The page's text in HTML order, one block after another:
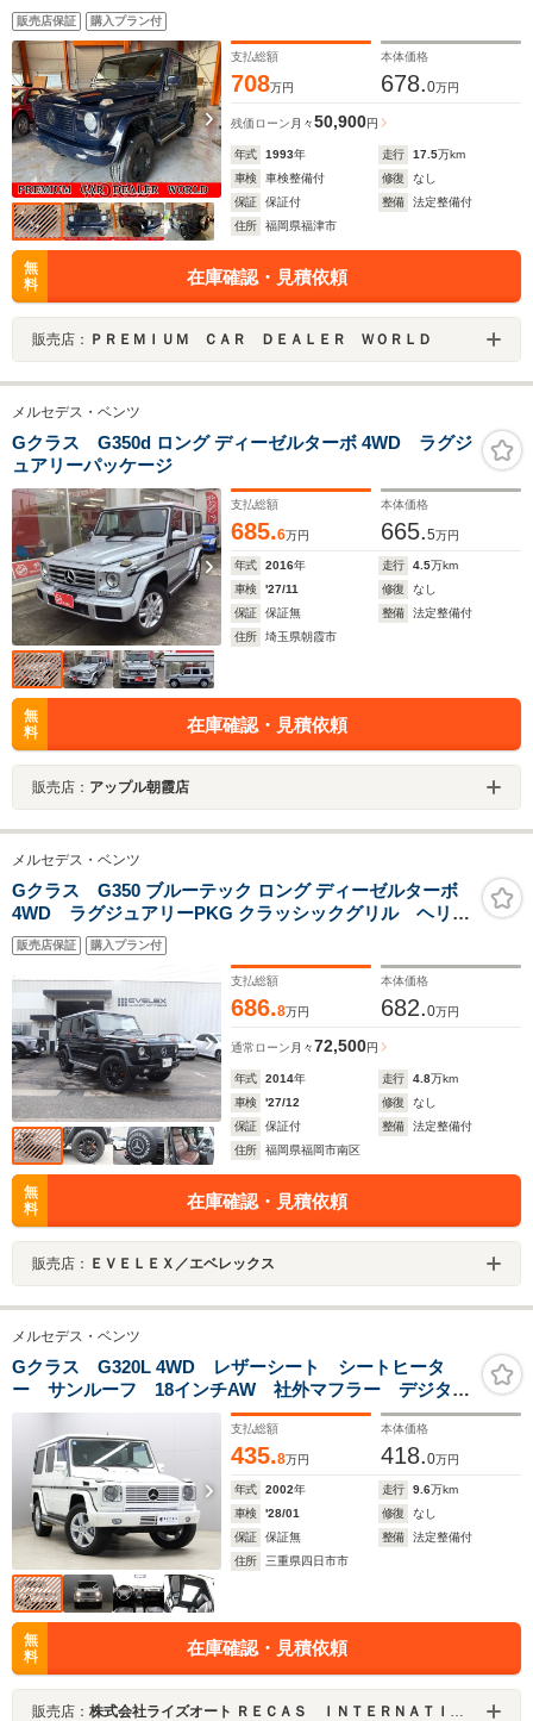
タイヤサイドステップ付国内未発売モデル新車並行車両
販売店保証 購入プラン付
支払総額
708万円
本体価格
678.0万円
残価ローン 月々50,900円
年式 1993年 走行 17.5万km
車検
車検整備付 修復
なし
保証
保証付 整備
法定整備付
住所
福岡県福津市
無
料
在庫確認・見積依頼
販売店： ＰＲＥＭＩＵＭ ＣＡＲ ＤＥＡＬＥＲ ＷＯＲＬＤ
メルセデス・ベンツ
Gクラス G350d ロング ディーゼルターボ 4WD ラグジ
ュアリーパッケージ
支払総額
685.6万円
本体価格
665.5万円
年式 2016年 走行 4.5万km
車検
'27/11 修復
なし
保証
保証無 整備
法定整備付
住所
埼玉県朝霞市
無
料
在庫確認・見積依頼
販売店： アップル朝霞店
メルセデス・ベンツ
Gクラス G350 ブルーテック ロング ディーゼルターボ
4WD ラグジュアリーPKG クラッシックグリル ヘリテ
ージ エディションAW グッドイヤーマッドタイヤ ライ
ト&テール&ウインカーガード ブラウンレザー 純正
OPサイドカメラ ナビ TV BT Bカメラ DVD 保証書
Sキー
販売店保証 購入プラン付
支払総額
686.8万円
本体価格
682.0万円
通常ローン 月々72,500円
年式 2014年 走行 4.8万km
車検
'27/12 修復
なし
保証
保証付 整備
法定整備付
住所
福岡県福岡市南区
無
料
在庫確認・見積依頼
販売店： ＥＶＥＬＥＸ／エベレックス
メルセデス・ベンツ
Gクラス G320L 4WD レザーシート シートヒータ
ー サンルーフ 18インチAW 社外マフラー デジタル
インナーミラー ドラレコ
支払総額
435.8万円
本体価格
418.0万円
年式 2002年 走行 9.6万km
車検
'28/01 修復
なし
保証
保証無 整備
法定整備付
住所
三重県四日市市
無
料
在庫確認・見積依頼
販売店： 株式会社ライズオート ＲＥＣＡＳ ＩＮＴＥＲＮＡＴＩＯＮＡＬ